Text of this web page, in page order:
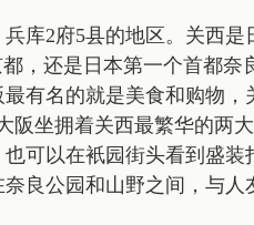
库2府5县的地区。关西是
，还是日本第一个首都奈
有名的就是美食和购物，
阪坐拥着关西最繁华的
可以在衹园街头看到盛装
良公园和山野之间，与人